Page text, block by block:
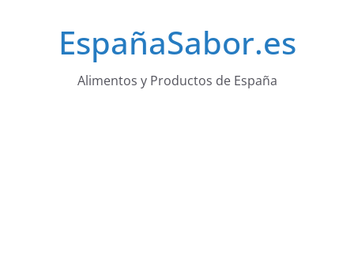
EspañaSabor.es
Alimentos y Productos de España